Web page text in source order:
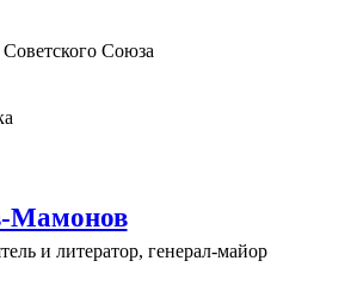
Союза
Мамонов
и литератор, генерал-майор